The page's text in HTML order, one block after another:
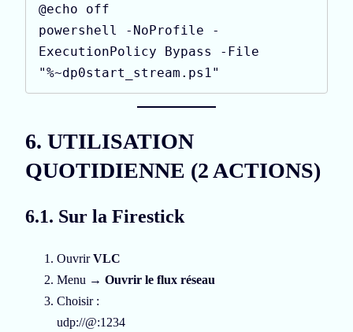
@echo off
powershell -NoProfile -
ExecutionPolicy Bypass -File
"%~dp0start_stream.ps1"
6. UTILISATION
QUOTIDIENNE (2 ACTIONS)
6.1. Sur la Firestick
OuvrirVLC
Menu → Ouvrir le flux réseau
Choisir :
udp://@:1234